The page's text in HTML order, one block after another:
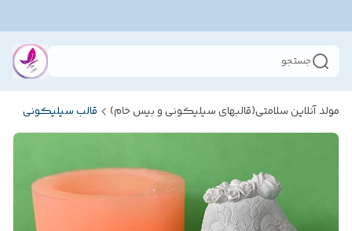
جستجو
مولد آنلاین سلامتی(قالبهای سیلیکونی و بیس خام) قالب سیلیکونی